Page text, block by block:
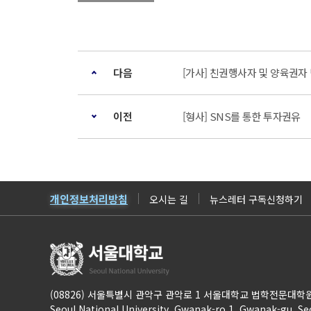
다음 [가사] 친권행사자 및 양육권자
이전 [형사] SNS를 통한 투자권유
개인정보처리방침 오시는 길 뉴스레터 구독신청하기
(08826) 서울특별시 관악구 관악로 1 서울대학교 법학전문대학